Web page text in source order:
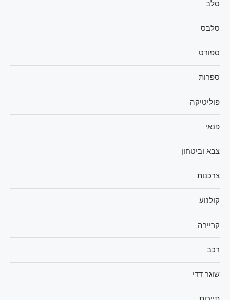
סלב
סלבס
ספורט
ספרות
פוליטיקה
פנאי
צבא וביטחון
צרכנות
קולנוע
קריירה
רכב
שוגר דדי